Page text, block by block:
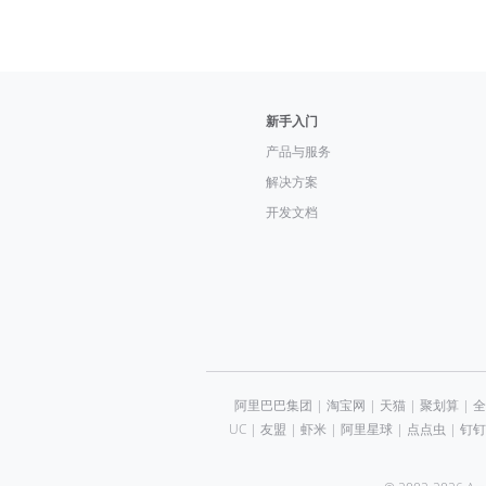
新手入门
产品与服务
解决方案
开发文档
阿里巴巴集团 | 淘宝网 | 天猫| 聚划算 |
UC| 友盟 | 虾米 | 阿里星球| 点点虫 | 钉钉